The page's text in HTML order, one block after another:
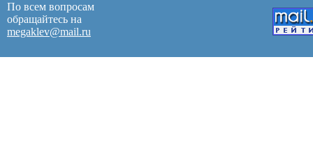
По всем вопросам
обращайтесь на
megaklev@mail.ru